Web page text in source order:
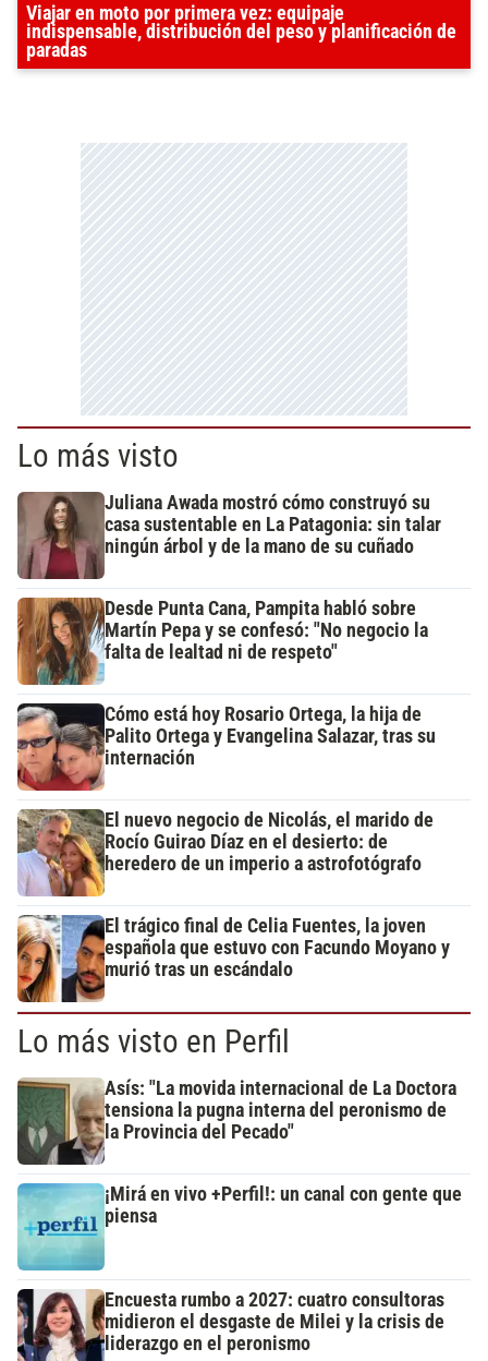
Viajar en moto por primera vez: equipaje
indispensable, distribución del peso y planificación de
paradas
Lo más visto
Juliana Awada mostró cómo construyó su
casa sustentable en La Patagonia: sin talar
ningún árbol y de la mano de su cuñado
Desde Punta Cana, Pampita habló sobre
Martín Pepa y se confesó: "No negocio la
falta de lealtad ni de respeto"
Cómo está hoy Rosario Ortega, la hija de
Palito Ortega y Evangelina Salazar, tras su
internación
El nuevo negocio de Nicolás, el marido de
Rocío Guirao Díaz en el desierto: de
heredero de un imperio a astrofotógrafo
El trágico final de Celia Fuentes, la joven
española que estuvo con Facundo Moyano y
murió tras un escándalo
Lo más visto en Perfil
Asís: "La movida internacional de La Doctora
tensiona la pugna interna del peronismo de
la Provincia del Pecado"
¡Mirá en vivo +Perfil!: un canal con gente que
piensa
Encuesta rumbo a 2027: cuatro consultoras
midieron el desgaste de Milei y la crisis de
liderazgo en el peronismo